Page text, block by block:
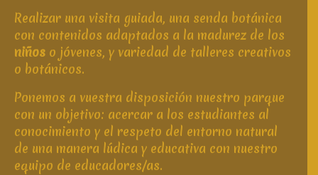
Realizar una visita guiada, una senda botánica
con contenidos adaptados a la madurez de los
niños o jóvenes, y variedad de talleres creativos
o botánicos.
Ponemos a vuestra disposición nuestro parque
con un objetivo: acercar a los estudiantes al
conocimiento y el respeto del entorno natural
de una manera lúdica y educativa con nuestro
equipo de educadores/as.